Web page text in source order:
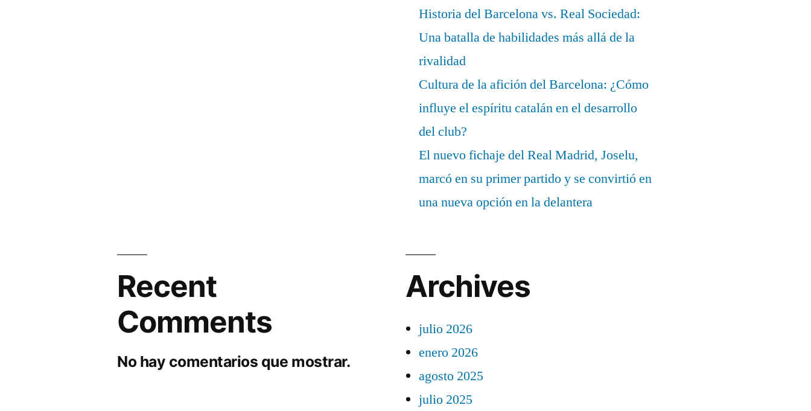
Historia del Barcelona vs. Real Sociedad:
Una batalla de habilidades más allá de la
rivalidad
Cultura de la afición del Barcelona: ¿Cómo
influye el espíritu catalán en el desarrollo
del club?
El nuevo fichaje del Real Madrid, Joselu,
marcó en su primer partido y se convirtió en
una nueva opción en la delantera
Recent
Comments
No hay comentarios que mostrar.
Archives
julio 2026
enero 2026
agosto 2025
julio 2025